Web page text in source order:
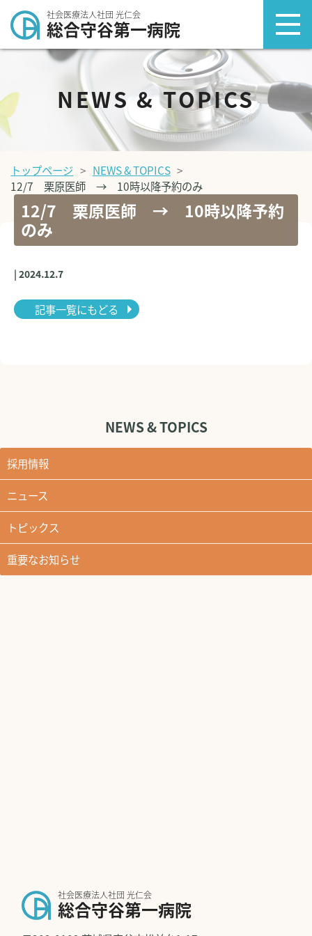
社会医療法人社団 光仁会
総合守谷第一病院
NEWS & TOPICS
トップページ
NEWS & TOPICS
12/7 栗原医師 → 10時以降予約のみ
12/7 栗原医師 → 10時以降予約
のみ
| 2024.12.7
記事一覧にもどる
NEWS & TOPICS
採用情報
ニュース
トピックス
重要なお知らせ
社会医療法人社団 光仁会
総合守谷第一病院